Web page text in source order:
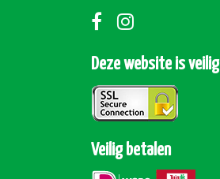
Deze website is veilig
Veilig betalen